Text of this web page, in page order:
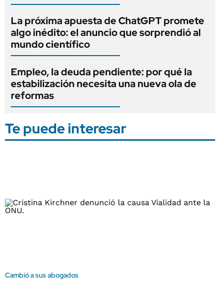
La próxima apuesta de ChatGPT promete
algo inédito: el anuncio que sorprendió al
mundo científico
Empleo, la deuda pendiente: por qué la
estabilización necesita una nueva ola de
reformas
Te puede interesar
Cambió a sus abogados